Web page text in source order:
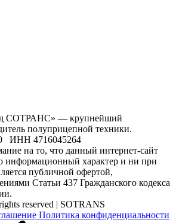
СОТРАНС» — крупнейший
полуприцепной техники.
ИНН 4716045264
на то, что данный интернет-сайт
информационный характер и ни при
публичной офертой,
Статьи 437 Гражданского кодекса
reserved | SOTRANS
Политика конфиденциальности